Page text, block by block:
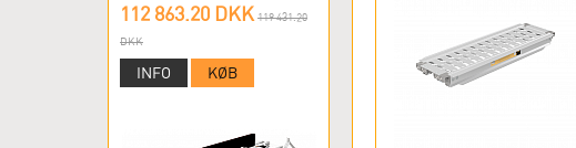
112 863.20 DKK 119 431.20
DKK
INFO KØB